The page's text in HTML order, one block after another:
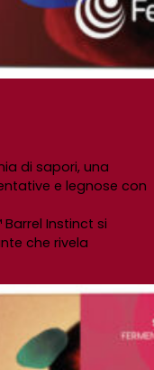
di sapori, una
e legnose con
Instinct si
che rivela